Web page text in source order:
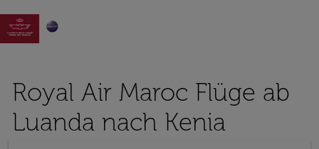

Royal Air Maroc Flüge ab
Luanda nach Kenia